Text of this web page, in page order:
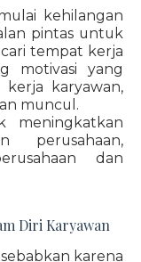
kehilangan
pintas untuk
tempat kerja
motivasi yang
karyawan,
muncul.
meningkatkan
perusahaan,
dan
Diri Karyawan
karena